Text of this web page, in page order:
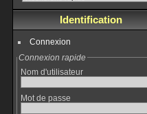
Identification
Connexion
Connexion rapide
Nom d'utilisateur
Mot de passe